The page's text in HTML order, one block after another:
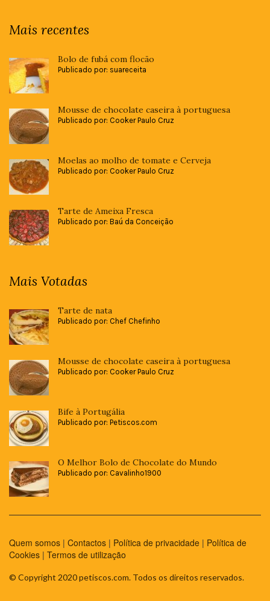
Mais recentes
Bolo de fubá com flocão
Publicado por: suareceita
Mousse de chocolate caseira à portuguesa
Publicado por: Cooker Paulo Cruz
Moelas ao molho de tomate e Cerveja
Publicado por: Cooker Paulo Cruz
Tarte de Ameixa Fresca
Publicado por: Baú da Conceição
Mais Votadas
Tarte de nata
Publicado por: Chef Chefinho
Mousse de chocolate caseira à portuguesa
Publicado por: Cooker Paulo Cruz
Bife à Portugália
Publicado por: Petiscos.com
O Melhor Bolo de Chocolate do Mundo
Publicado por: Cavalinho1900
Quem somos | Contactos | Política de privacidade | Política de
Cookies | Termos de utilização
© Copyright 2020 petiscos.com. Todos os direitos reservados.